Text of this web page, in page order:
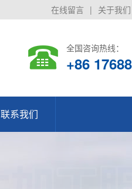
在线留言 | 关于我们
全国咨询热线：
+86
联系我们